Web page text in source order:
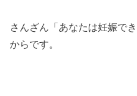
さんざん「あなたは妊娠で
からです。